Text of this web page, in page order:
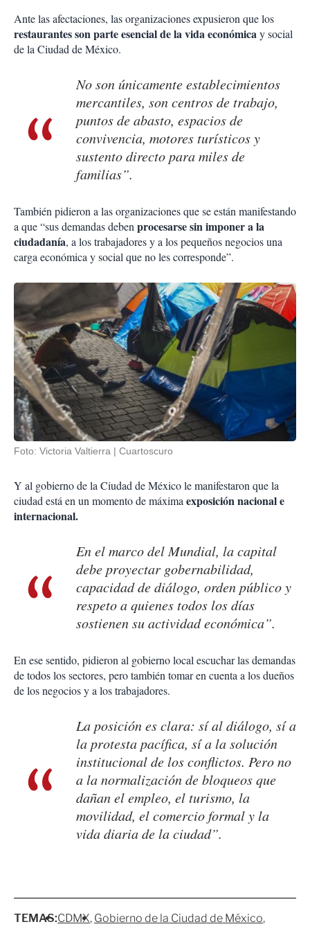
Ante las afectaciones, las organizaciones expusieron que los
restaurantes son parte esencial de la vida económicay social
de la Ciudad de México.
No son únicamente establecimientos
mercantiles, son centros de trabajo,
puntos de abasto, espacios de
convivencia, motores turísticos y
sustento directo para miles de
familias”.
También pidieron a las organizaciones que se están manifestando
a que “sus demandas debenprocesarse sin imponer a la
ciudadanía, a los trabajadores y a los pequeños negocios una
carga económica y social que no les corresponde”.
Foto: Victoria Valtierra | Cuartoscuro
Y al gobierno de la Ciudad de México le manifestaron que la
ciudad está en un momento de máximaexposición nacional e
internacional.
En el marco del Mundial, la capital
debe proyectar gobernabilidad,
capacidad de diálogo, orden público y
respeto a quienes todos los días
sostienen su actividad económica”.
En ese sentido, pidieron al gobierno local escuchar las demandas
de todos los sectores, pero también tomar en cuenta a los dueños
de los negocios y a los trabajadores.
La posición es clara: sí al diálogo, sí a
la protesta pacífica, sí a la solución
institucional de los conflictos. Pero no
a la normalización de bloqueos que
dañan el empleo, el turismo, la
movilidad, el comercio formal y la
vida diaria de la ciudad”.
TEMAS:CDMX Gobierno de la Ciudad de México